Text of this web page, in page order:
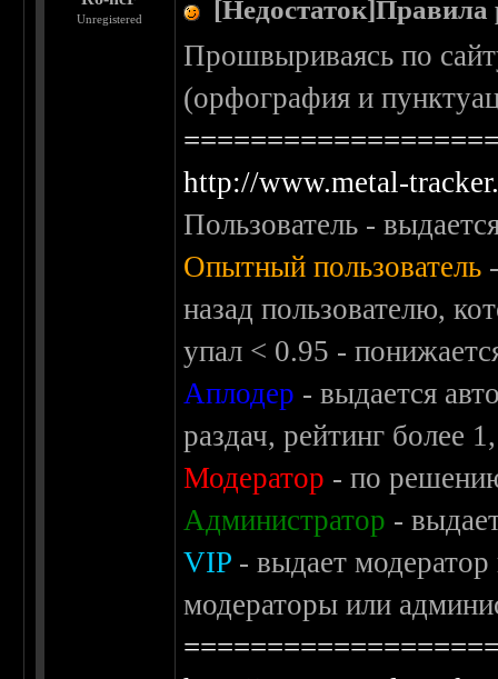
Unregistered [Недостаток]Правила
Прошвыриваясь по
(орфография и
http://www.metal-
Пользователь -
Опытный пользователь
назад пользователю,
упал < 0.95 -
Аплодер - выдается
раздач, рейтинг более
Модератор - по
Администратор -
VIP - выдает
модераторы или